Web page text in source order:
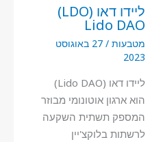
ליידו דאו (LDO)
Lido DAO
מטבעות /
27 באוגוסט
2023
ליידו דאו (Lido DAO)
הוא ארגון אוטונומי מבוזר
המספק תשתית השקעה
לרשתות בלוקצ'יין